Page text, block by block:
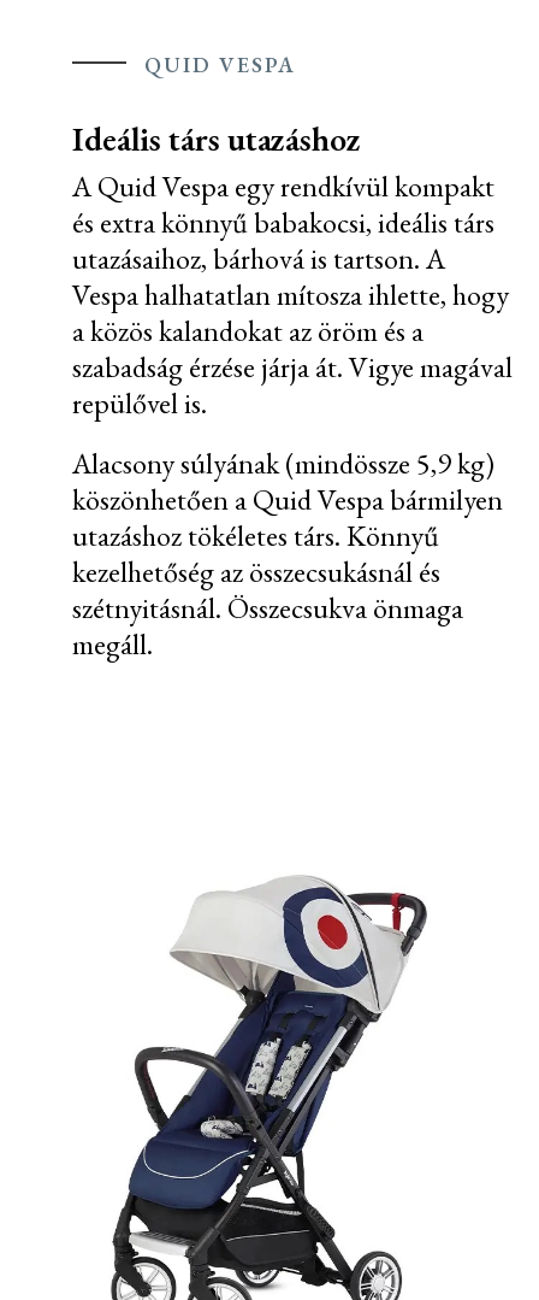
QUID VESPA
Ideális társ utazáshoz
A Quid Vespa egy rendkívül kompakt
és extra könnyű babakocsi, ideális társ
utazásaihoz, bárhová is tartson. A
Vespa halhatatlan mítosza ihlette, hogy
a közös kalandokat az öröm és a
szabadság érzése járja át. Vigye magával
repülővel is.
Alacsony súlyának (mindössze 5,9 kg)
köszönhetően a Quid Vespa bármilyen
utazáshoz tökéletes társ. Könnyű
kezelhetőség az összecsukásnál és
szétnyitásnál. Összecsukva önmaga
megáll.